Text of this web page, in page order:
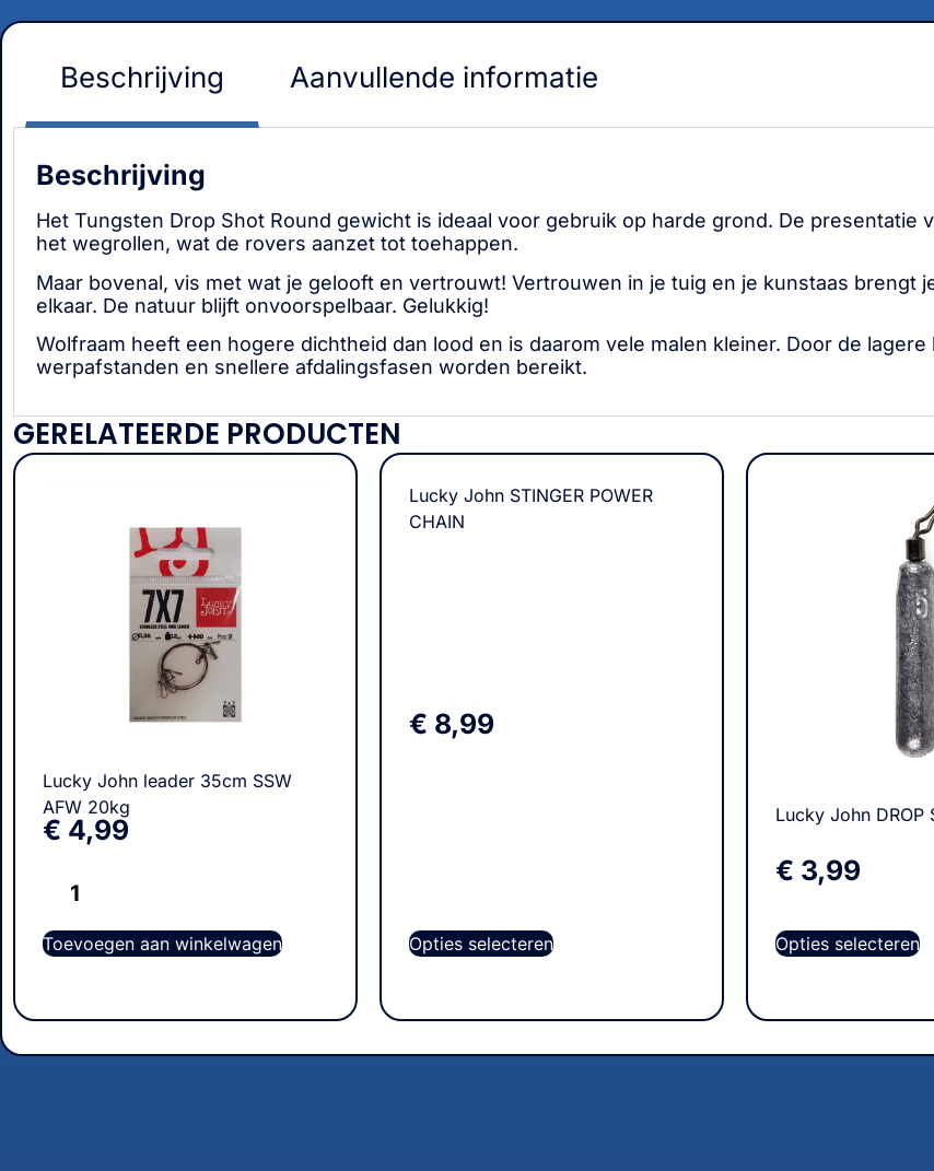
Beschrijving Aanvullende informatie
Beschrijving
Het Tungsten Drop Shot Round gewicht is ideaal voor gebruik op harde grond. De
het wegrollen, wat de rovers aanzet tot toehappen.
Maar bovenal, vis met wat je gelooft en vertrouwt! Vertrouwen in je tuig en je kunstaas brengt
elkaar. De natuur blijft onvoorspelbaar. Gelukkig!
Wolfraam heeft een hogere dichtheid dan lood en is daarom vele malen kleiner. Door de
werpafstanden en snellere afdalingsfasen worden bereikt.
GERELATEERDE PRODUCTEN
Lucky John leader 35cm SSW
AFW 20kg
€ 4,99
Toevoegen aan winkelwagen
Lucky John STINGER POWER
CHAIN
€ 8,99
Opties selecteren
Lucky John DROP
€ 3,99
Opties selecteren